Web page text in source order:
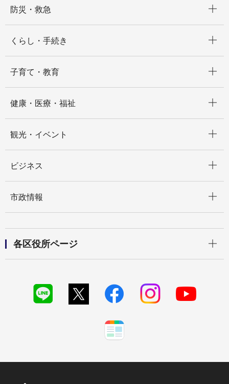
防災・救急
くらし・手続き
子育て・教育
健康・医療・福祉
観光・イベント
ビジネス
市政情報
各区役所ページ